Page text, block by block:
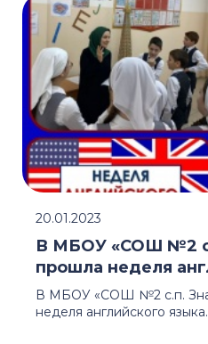
В МБОУ «СОШ №2 с.п.
неделя английского языка.
В МБОУ «СОШ №2
прошла неделя
20.01.2023